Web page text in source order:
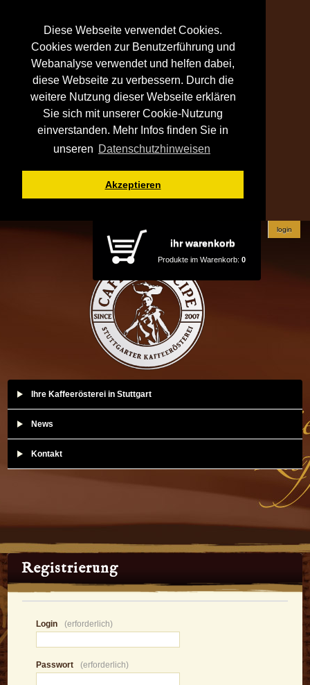
Diese Webseite verwendet Cookies.
Cookies werden zur Benutzerführung und
Webanalyse verwendet und helfen dabei,
diese Webseite zu verbessern. Durch die
weitere Nutzung dieser Webseite erklären
Sie sich mit unserer Cookie-Nutzung
einverstanden. Mehr Infos finden Sie in
unseren Datenschutzhinweisen
Akzeptieren
ihr warenkorb
Produkte im Warenkorb: 0
login
Ihre Kaffeerösterei in Stuttgart
News
Kontakt
Registrierung
Login (erforderlich)
Passwort (erforderlich)